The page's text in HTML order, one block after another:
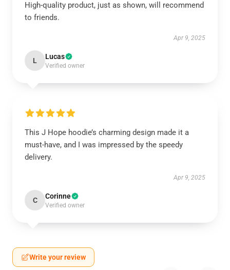
High-quality product, just as shown, will recommend
to friends.
Apr 9, 2025
L Lucas
Verified owner
This J Hope hoodie’s charming design made it a
must-have, and I was impressed by the speedy
delivery.
Apr 9, 2025
C Corinne
Verified owner
Write your review